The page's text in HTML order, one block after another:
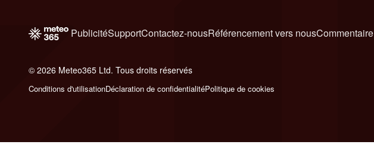
PublicitéSupportContactez-nousRéférencement vers nousCommentaire
© 2026 Meteo365 Ltd. Tous droits réservés
Conditions d'utilisationDéclaration de confidentialitéPolitique de cookies